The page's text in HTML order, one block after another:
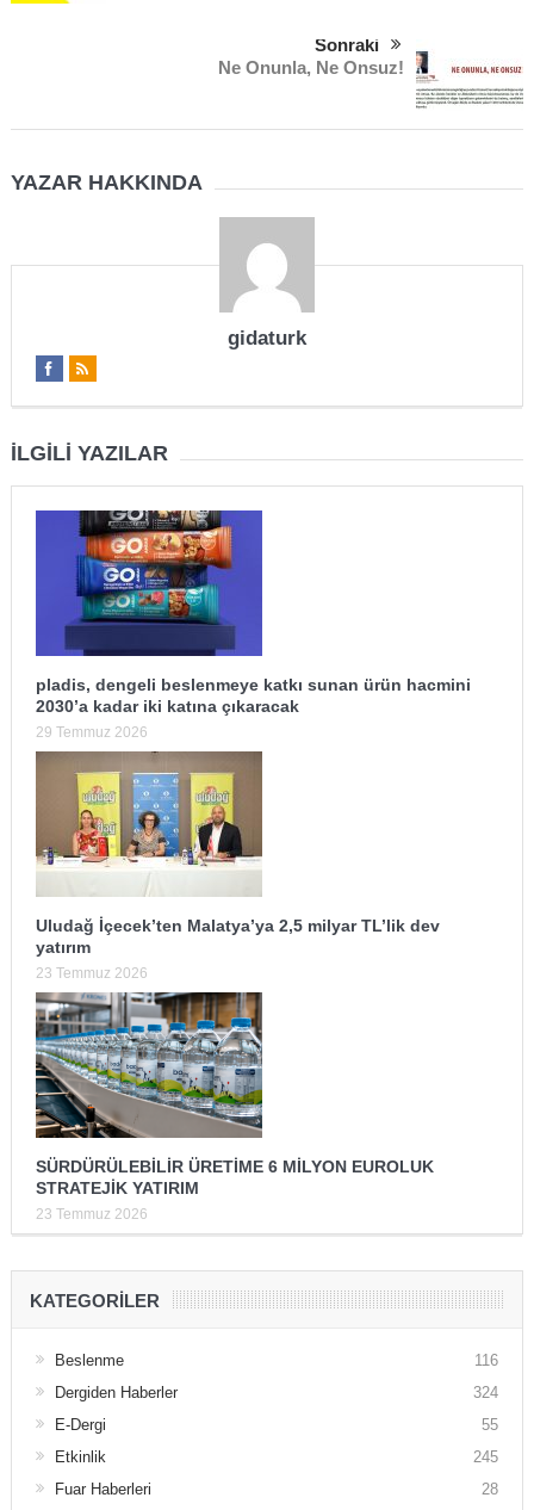
Sonraki
Ne Onunla, Ne Onsuz!
YAZAR HAKKINDA
gidaturk
İLGILI YAZILAR
pladis, dengeli beslenmeye katkı sunan ürün hacmini
2030’a kadar iki katına çıkaracak
29 Temmuz 2026
Uludağ İçecek’ten Malatya’ya 2,5 milyar TL’lik dev
yatırım
23 Temmuz 2026
SÜRDÜRÜLEBİLİR ÜRETİME 6 MİLYON EUROLUK
STRATEJİK YATIRIM
23 Temmuz 2026
KATEGORILER
Beslenme
116
Dergiden Haberler
324
E-Dergi
55
Etkinlik
245
Fuar Haberleri
28